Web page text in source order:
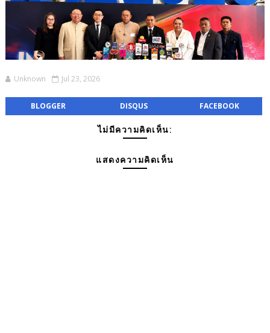
Unknown Jul 23, 2026
BLOGGER DISQUS FACEBOOK
ไม่มีความคิดเห็น:
แสดงความคิดเห็น